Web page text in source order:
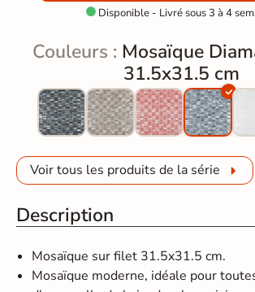
Disponible - Livré sous 3 à 4
Couleurs : Mosaïque
31.5x31.5 cm
Voir tous les produits de la série
Description
Mosaïque sur filet 31.5x31.5 cm.
Mosaïque moderne, idéale pour